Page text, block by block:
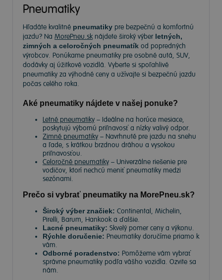
Pneumatiky
Hľadáte kvalitné pneumatiky pre bezpečnú a komfortnú
jazdu? Na MorePneu.sknájdete široký výber letných,
zimných a celoročných pneumatík od popredných
výrobcov. Ponúkame pneumatiky pre osobné autá, SUV,
dodávky aj úžitkové vozidlá. Vyberte si spoľahlivé
pneumatiky za výhodné ceny a užívajte si bezpečnú jazdu
počas celého roka.
Aké pneumatiky nájdete v našej ponuke?
Letné pneumatiky – Ideálne na horúce mesiace,
poskytujú výbornú priľnavosť a nízky valivý odpor.
Zimné pneumatiky – Navrhnuté pre jazdu na snehu
a ľade, s krátkou brzdnou dráhou a vysokou
priľnavosťou.
Celoročné pneumatiky – Univerzálne riešenie pre
vodičov, ktorí nechcú meniť pneumatiky medzi
sezónami.
Prečo si vybrať pneumatiky na MorePneu.sk?
Široký výber značiek: Continental, Michelin,
Pirelli, Barum, Hankook a ďalšie.
Lacné pneumatiky: Skvelý pomer ceny a výkonu.
Rýchle doručenie: Pneumatiky doručíme priamo k
vám.
Odborné poradenstvo: Pomôžeme vám vybrať
správne pneumatiky podľa vášho vozidla. Ozvite sa
nám.